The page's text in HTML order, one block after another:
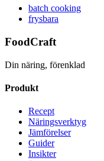
batch cooking
frysbara
FoodCraft
Din näring, förenklad
Produkt
Recept
Näringsverktyg
Jämförelser
Guider
Insikter